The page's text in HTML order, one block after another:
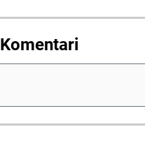
Komentari